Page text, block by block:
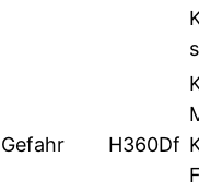
Gefahr H360Df